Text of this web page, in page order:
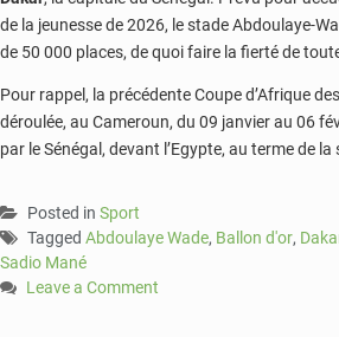
de la jeunesse de 2026, le stade Abdoulaye-
de 50 000 places, de quoi faire la fierté de
Pour rappel, la précédente Coupe d’Afrique
déroulée, au Cameroun, du 09 janvier au 06
par le Sénégal, devant l’Egypte, au terme de
Posted in Sport
Tagged Abdoulaye Wade, Ballon d'or,
Sadio Mané
Leave a Comment